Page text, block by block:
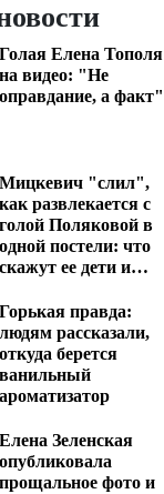
Голая Елена Тополя
на видео: "Не
оправдание, а факт"
Мицкевич "слил",
как развлекается с
голой Поляковой в
одной постели: что
скажут ее дети и
Горькая правда:
людям рассказали,
откуда берется
ванильный
ароматизатор
Елена Зеленская
опубликовала
прощальное фото и